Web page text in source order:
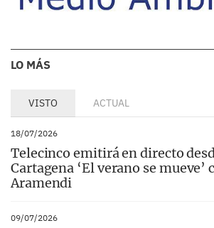
LO MÁS
VISTO ACTUAL
18/07/2026
Telecinco emitirá en directo
Cartagena ‘El verano se mueve’
Aramendi
09/07/2026